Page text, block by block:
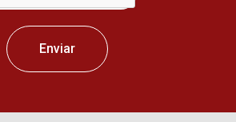
Enviar